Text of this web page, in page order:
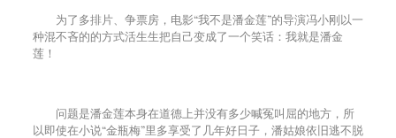
为了多排片、争票房，电影“我不是潘金莲”的导演冯小刚以一
种混不吝的的方式活生生把自己变成了一个笑话：我就是潘金
莲！
问题是潘金莲本身在道德上并没有多少喊冤叫屈的地方，所
以即使在小说“金瓶梅”里多享受了几年好日子，潘姑娘依旧逃不脱